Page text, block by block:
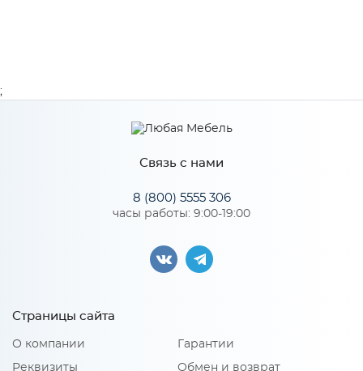
Связь с нами
8 (800) 5555 306
часы работы: 9:00-19:00
Страницы сайта
О компании
Реквизиты
Гарантии
Обмен и возврат
;